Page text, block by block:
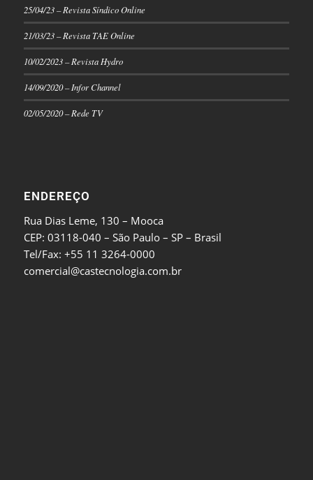
25/04/23 – Revista Síndico Online
21/03/23 – Revista TAE Online
10/02/2023 – Revista Hydro
14/09/2020 – Infor Channel
02/05/2020 – Rede TV
ENDEREÇO
Rua Dias Leme, 130 – Mooca
CEP: 03118-040 – São Paulo – SP – Brasil
Tel/Fax: +55 11 3264-0000
comercial@castecnologia.com.br